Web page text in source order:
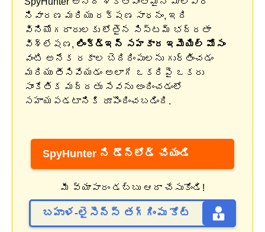
నివారణ మరియు రక్షణ సాధనం, ఇది
వినియోగదారులకు లోతైన సిస్టమ్ భద్రతా
విశ్లేషణ, లింక్డ్ఇన్ సహకార ఇమెయిల్ మోసం
వంటి అనేక రకాల బెదిరింపులను గుర్తించడం
మరియు తీసివేయడం అలాగే ఒకరిపై ఒకరు
సాంకేతిక మద్దతు సేవను అందించడంలో
సహాయపడటానికి రూపొందించబడింది.
SpyHunter ని డౌన్‌లోడ్ చేయండి
మీ వ్యాపారం డబ్బు ఆదా చేసుకోండి!
బహుళ-లైసెన్స్ తగ్గింపు కోట్